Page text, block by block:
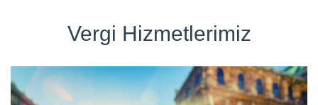
Vergi Hizmetlerimiz